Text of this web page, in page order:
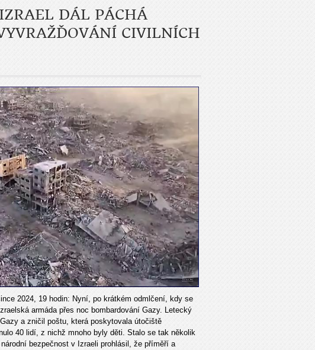
DÁL PÁCHÁ
CIVILNÍCH
2024, 19 hodin: Nyní, po krátkém odmlčení, kdy se
armáda přes noc bombardování Gazy. Letecký
a zničil poštu, která poskytovala útočiště
40 lidí, z nichž mnoho byly děti. Stalo se tak několik
bezpečnost v Izraeli prohlásil, že příměří a